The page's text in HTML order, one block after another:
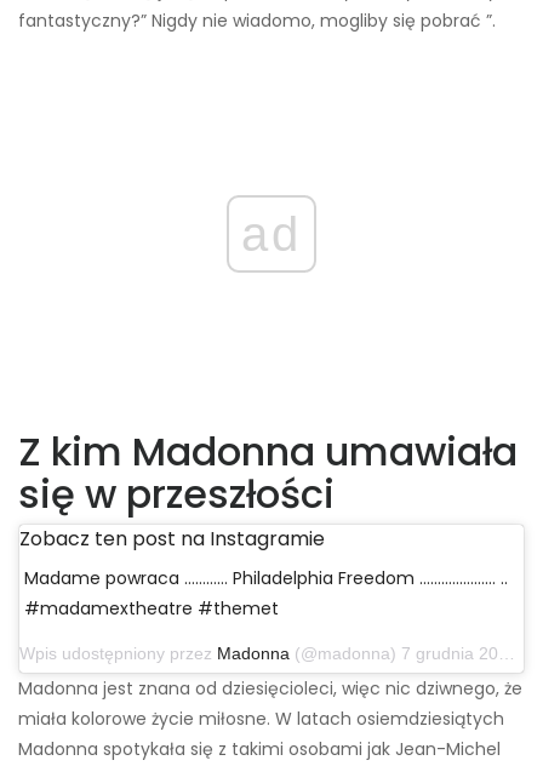
fantastyczny?” Nigdy nie wiadomo, mogliby się pobrać ”.
ad
Z kim Madonna umawiała
się w przeszłości
Zobacz ten post na Instagramie
Madame powraca ………… Philadelphia Freedom ………………… ..
#madamextheatre #themet
Wpis udostępniony przez Madonna (@madonna) 7 grudnia 2019 o 7:32 czasu PST
Madonna jest znana od dziesięcioleci, więc nic dziwnego, że
miała kolorowe życie miłosne. W latach osiemdziesiątych
Madonna spotykała się z takimi osobami jak Jean-Michel